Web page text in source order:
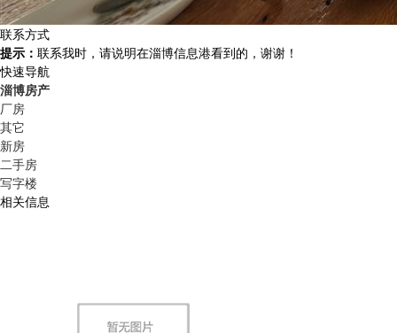
联系方式
提示： 联系我时，请说明在淄博信息港看到的，谢谢！
快速导航
淄博房产
厂房
其它
新房
二手房
写字楼
相关信息